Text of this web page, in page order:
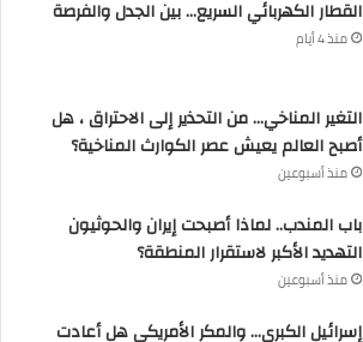
القطار الكهربائي السريع… بين الجدل والفرصة
منذ 4 أيام
التغير المناخي… من التحذير إلى الاحتراق ، هل
أصبح العالم يعيش عصر الكوارث المناخية؟
منذ أسبوعين
باب المندب.. لماذا أصبحت إيران والحوثيون
التهديد الأكبر لاستقرار المنطقة؟
منذ أسبوعين
إسرائيل الكبرى… والمكر الأمريكي هل أعادت